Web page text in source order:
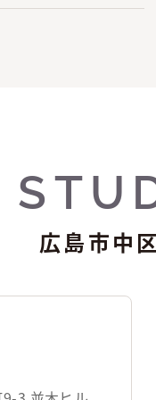
広島市中